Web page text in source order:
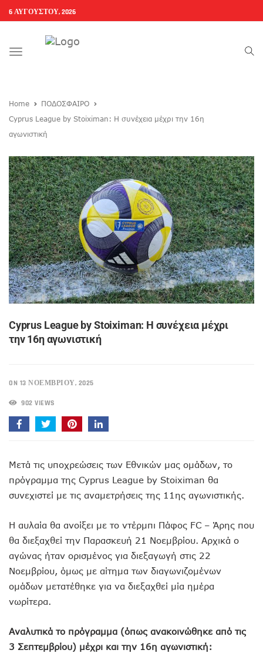
6 ΑΥΓΟΎΣΤΟΥ, 2026
Toggle
Home
ΠΟΔΟΣΦΑΙΡΟ
Cyprus League by Stoiximan: Η συνέχεια μέχρι την 16η
αγωνιστική
Cyprus League by Stoiximan: Η συνέχεια μέχρι
την 16η αγωνιστική
ON 13 ΝΟΕΜΒΡΊΟΥ, 2025
902 VIEWS
Μετά τις υποχρεώσεις των Εθνικών μας ομάδων, το
πρόγραμμα της Cyprus League by Stoiximan θα
συνεχιστεί με τις αναμετρήσεις της 11ης αγωνιστικής.
Η αυλαία θα ανοίξει με το ντέρμπι Πάφος FC – Άρης που
θα διεξαχθεί την Παρασκευή 21 Νοεμβρίου. Αρχικά ο
αγώνας ήταν ορισμένος για διεξαγωγή στις 22
Νοεμβρίου, όμως με αίτημα των διαγωνιζομένων
ομάδων μετατέθηκε για να διεξαχθεί μία ημέρα
νωρίτερα.
Αναλυτικά το πρόγραμμα (όπως ανακοινώθηκε από τις
3 Σεπτεμβρίου) μέχρι και την 16η αγωνιστική: